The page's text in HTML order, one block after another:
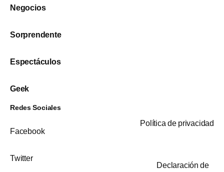
Negocios
Sorprendente
Espectáculos
Geek
Redes Sociales
Facebook
Twitter
Política de privacidad
Declaración de